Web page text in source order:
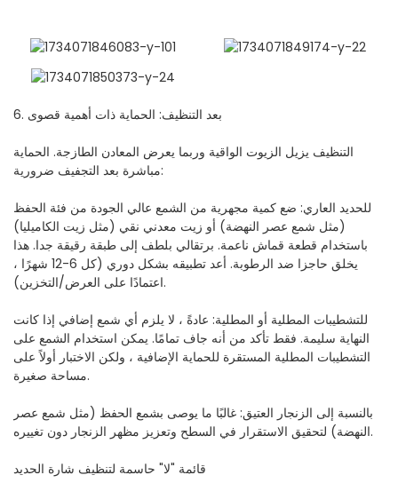
6. بعد التنظيف: الحماية ذات أهمية قصوى
التنظيف يزيل الزيوت الواقية وربما يعرض المعادن الطازجة. الحماية
مباشرة بعد التجفيف ضرورية:
للحديد العاري: ضع كمية مجهرية من الشمع عالي الجودة من فئة الحفظ
(مثل شمع عصر النهضة) أو زيت معدني نقي (مثل زيت الكاميليا)
باستخدام قطعة قماش ناعمة. برتقالي بلطف إلى طبقة رقيقة جدا. هذا
يخلق حاجزا ضد الرطوبة. أعد تطبيقه بشكل دوري (كل 6-12 شهرًا ،
اعتمادًا على العرض/التخزين).
للتشطيبات المطلية أو المطلية: عادةً ، لا يلزم أي شمع إضافي إذا كانت
النهاية سليمة. فقط تأكد من أنه جاف تمامًا. يمكن استخدام الشمع على
التشطيبات المطلية المستقرة للحماية الإضافية ، ولكن الاختبار أولاً على
مساحة صغيرة.
بالنسبة إلى الزنجار العتيق: غالبًا ما يوصى بشمع الحفظ (مثل شمع عصر
النهضة) لتحقيق الاستقرار في السطح وتعزيز مظهر الزنجار دون تغييره.
قائمة "لا" حاسمة لتنظيف شارة الحديد